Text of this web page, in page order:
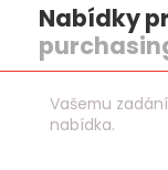
Nabídky
Vašemu
nabídka.